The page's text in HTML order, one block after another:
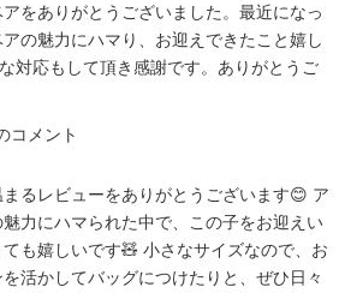
をありがとうございました。最近になっ
の魅力にハマり、お迎えできたこと嬉し
対応もして頂き感謝です。ありがとうご
コメント
るレビューをありがとうございます😊 ア
力にハマられた中で、この子をお迎えい
も嬉しいです🧸 小さなサイズなので、お
活かしてバッグにつけたりと、ぜひ日々